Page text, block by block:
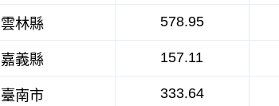
雲林縣 578.95
嘉義縣 157.11
臺南市 333.64